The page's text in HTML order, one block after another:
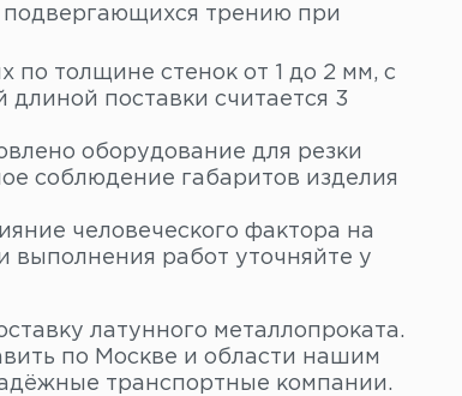
подвергающихся трению при
по толщине стенок от 1 до 2 мм, с
поставки считается 3
оборудование для резки
соблюдение габаритов изделия
человеческого фактора на
выполнения работ уточняйте у
латунного металлопроката.
по Москве и области нашим
транспортные компании.